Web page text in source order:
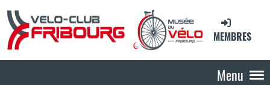
MEMBRES
Menu